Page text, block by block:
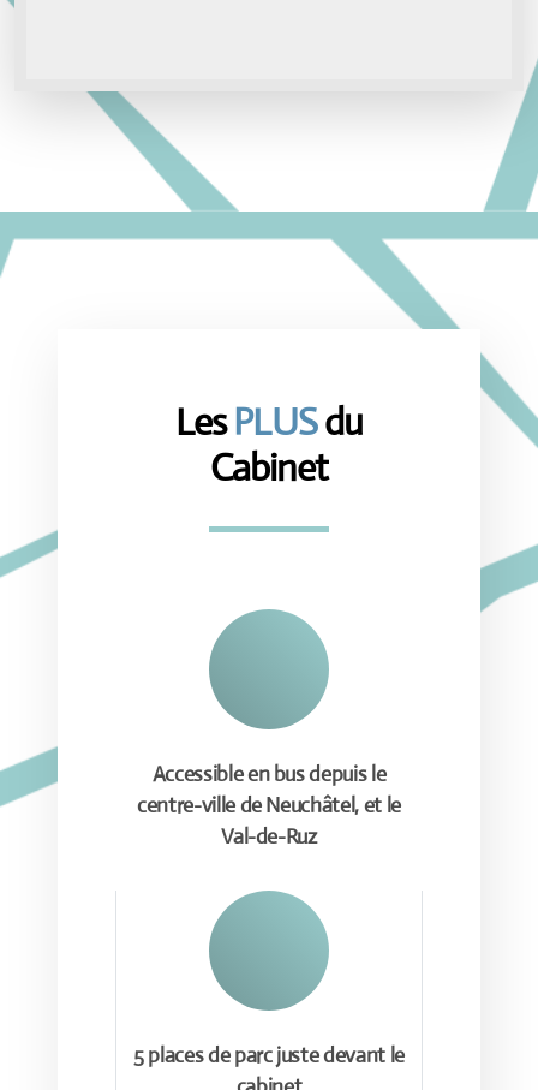
LesPLUSdu
Cabinet
Accessible en bus depuis le
centre-ville de Neuchâtel, et le
Val-de-Ruz
5 places de parc juste devant le